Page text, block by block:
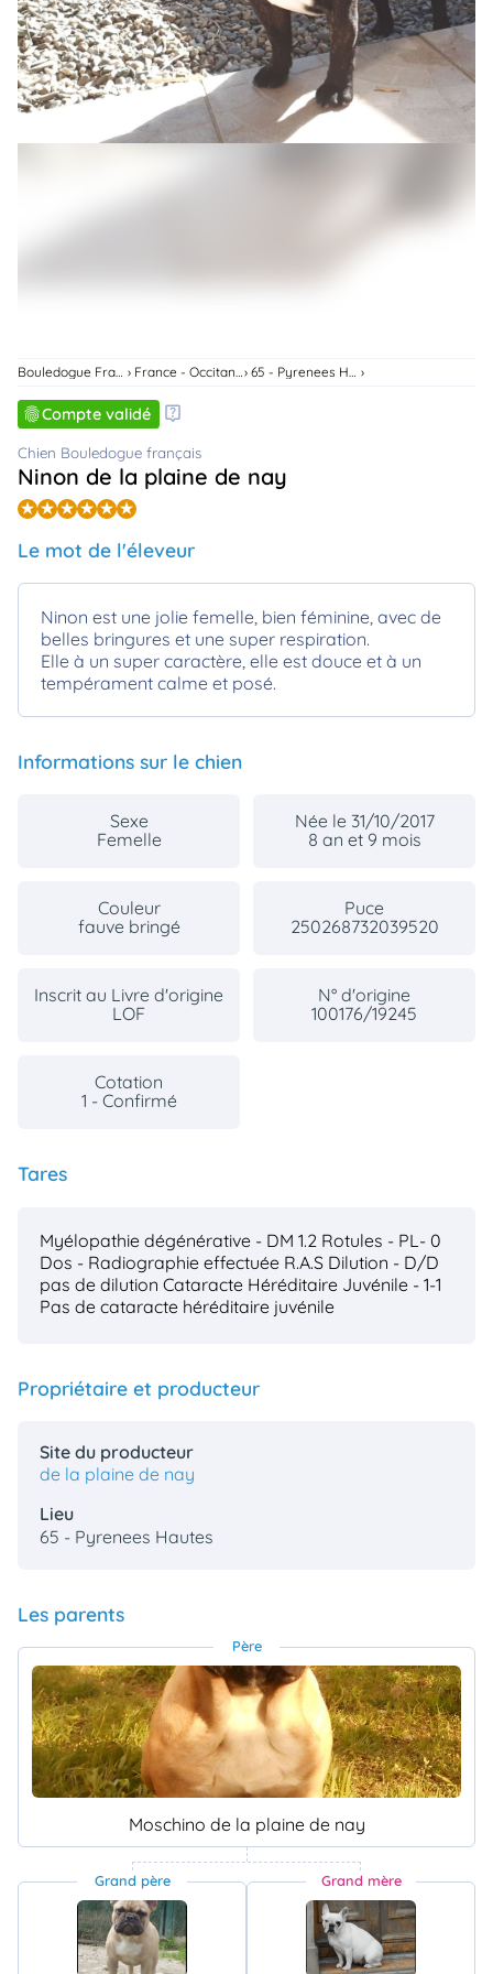
Connexion
Compte validé
Chien Bouledogue français
Ninon de la plaine de nay
Le mot de l'éleveur
Ninon est une jolie femelle, bien féminine, avec de
belles bringures et une super respiration.
Elle à un super caractère, elle est douce et à un
tempérament calme et posé.
Informations sur le chien
Sexe
Femelle
Née le 31/10/2017
8 an et 9 mois
Couleur
fauve bringé
Puce
250268732039520
Inscrit au Livre d'origine
LOF
N° d'origine
100176/19245
Cotation
1 - Confirmé
Tares
Myélopathie dégénérative - DM 1.2 Rotules - PL- 0
Dos - Radiographie effectuée R.A.S Dilution - D/D
pas de dilution Cataracte Héréditaire Juvénile - 1-1
Pas de cataracte héréditaire juvénile
Propriétaire et producteur
Site du producteur
de la plaine de nay
Lieu
65 - Pyrenees Hautes
Les parents
Père
Moschino de la plaine de nay
Grand père Grand mère